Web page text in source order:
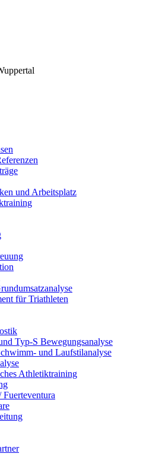
und Arbeitsplatz
für Triathleten
Typ-S Bewegungsanalyse
und Laufstilanalyse
Athletiktraining